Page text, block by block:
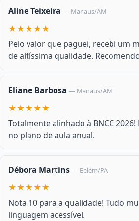
Aline Teixeira — Manaus/AM
★★★★★
Pelo valor que paguei, recebi um
de altíssima qualidade.
Eliane Barbosa — Manaus/AM
★★★★★
Totalmente alinhado à BNCC
no plano de aula anual.
Débora Martins — Belém/PA
★★★★★
Nota 10 para a qualidade! Tudo
linguagem acessível.